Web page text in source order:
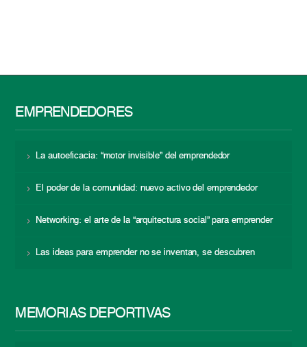
EMPRENDEDORES
La autoeficacia: “motor invisible” del emprendedor
El poder de la comunidad: nuevo activo del emprendedor
Networking: el arte de la “arquitectura social” para emprender
Las ideas para emprender no se inventan, se descubren
MEMORIAS DEPORTIVAS